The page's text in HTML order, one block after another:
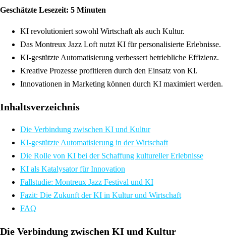
Geschätzte Lesezeit: 5 Minuten
KI revolutioniert sowohl Wirtschaft als auch Kultur.
Das Montreux Jazz Loft nutzt KI für personalisierte Erlebnisse.
KI-gestützte Automatisierung verbessert betriebliche Effizienz.
Kreative Prozesse profitieren durch den Einsatz von KI.
Innovationen in Marketing können durch KI maximiert werden.
Inhaltsverzeichnis
Die Verbindung zwischen KI und Kultur
KI-gestützte Automatisierung in der Wirtschaft
Die Rolle von KI bei der Schaffung kultureller Erlebnisse
KI als Katalysator für Innovation
Fallstudie: Montreux Jazz Festival und KI
Fazit: Die Zukunft der KI in Kultur und Wirtschaft
FAQ
Die Verbindung zwischen KI und Kultur